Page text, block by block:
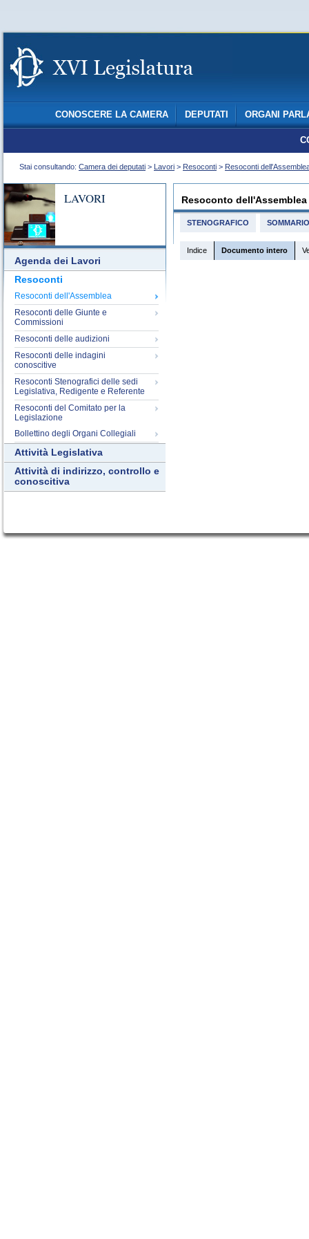
CONOSCERE LA CAMERA DEPUTATI ORGANI
Stai consultando: Camera dei deputati > Lavori > Resoconti > Resoconti
LAVORI
Agenda dei Lavori
Resoconti
Resoconti dell'Assemblea
Resoconti delle Giunte e
Commissioni
Resoconti delle audizioni
Resoconti delle indagini
conoscitive
Resoconti Stenografici delle sedi
Legislativa, Redigente e Referente
Resoconti del Comitato per la
Legislazione
Bollettino degli Organi Collegiali
Attività Legislativa
Attività di indirizzo, controllo e
conoscitiva
Resoconto dell'Assemblea
STENOGRAFICO SOMMARIO
Indice Documento intero